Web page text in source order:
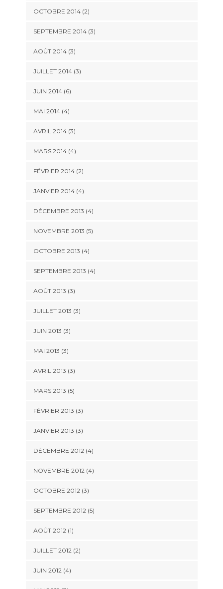
OCTOBRE 2014(2)
SEPTEMBRE 2014(3)
AOÛT 2014(3)
JUILLET 2014(3)
JUIN 2014(6)
MAI 2014(4)
AVRIL 2014(3)
MARS 2014(4)
FÉVRIER 2014(2)
JANVIER 2014(4)
DÉCEMBRE 2013 (4)
NOVEMBRE 2013 (5)
OCTOBRE 2013 (4)
SEPTEMBRE 2013 (4)
AOÛT 2013 (3)
JUILLET 2013 (3)
JUIN 2013 (3)
MAI 2013 (3)
AVRIL 2013 (3)
MARS 2013 (5)
FÉVRIER 2013 (3)
JANVIER 2013 (3)
DÉCEMBRE 2012(4)
NOVEMBRE 2012(4)
OCTOBRE 2012(3)
SEPTEMBRE 2012(5)
AOÛT 2012(1)
JUILLET 2012(2)
JUIN 2012(4)